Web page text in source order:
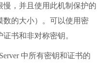
，并且使用此机制保护的
的大小）。可以使用密
书和非对称密钥。
中所有密钥和证书的